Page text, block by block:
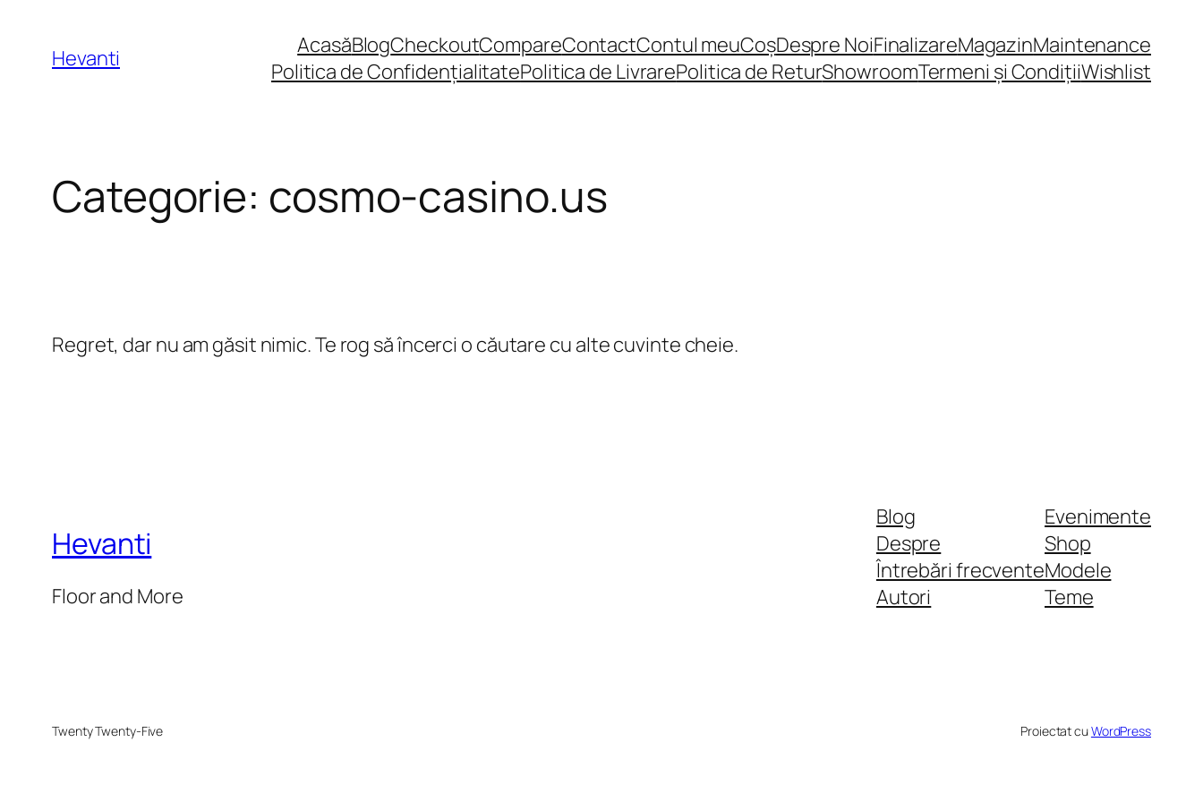
conținut
Hevanti AcasăBlogCheckoutCompareContactContul meuCoșDespre NoiFinalizareMagazinMaintenance
Politica de ConfidențialitatePolitica de LivrarePolitica de ReturShowroomTermeni și CondițiiWishlist
Categorie: cosmo-casino.us
Regret, dar nu am găsit nimic. Te rog să încerci o căutare cu alte cuvinte cheie.
Hevanti
Floor and More
Blog
Despre
Întrebări frecvente
Autori
Evenimente
Shop
Modele
Teme
Twenty Twenty-Five Proiectat cuWordPress